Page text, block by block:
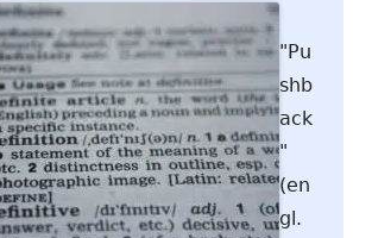
"Pu
shb
ack
"
(en
gl.